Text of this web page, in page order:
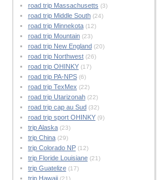
road trip Massachusetts (3)
road trip Middle South(24)
road trip Minnekota(12)
road trip Mountain(23)
road trip New England (20)
road trip Northwest(26)
road trip OHINKY(17)
road trip PA-NPS(6)
road trip TexMex (22)
road trip Utarizonah(22)
road trip cap au Sud (32)
road trip sport OHINKY(9)
trip Alaska(23)
trip China(29)
trip Colorado NP(12)
trip Floride Louisiane(21)
trip Guatelize(17)
trip Hawaii(21)